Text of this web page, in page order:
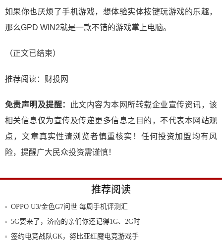
如果你也厌烦了手机游戏，想体验实体按键玩游戏的乐趣，
那么GPD WIN2就是一款不错的游戏掌上电脑。
（正文已结束）
推荐阅读： 财投网
免责声明及提醒：
此文内容为本网所转载企业宣传资讯，该
相关信息仅为宣传及传递更多信息之目的，不代表本网站观
点，文章真实性请浏览者慎重核实！任何投资加盟均有风
险，提醒广大民众投资需谨慎！
推荐阅读
OPPO U3/金色G7问世 每周手机评测汇
5G要来了，济南的亲们你还记得1G、2G时
用
签约电竞战队GK，努比亚红魔电竞游戏手